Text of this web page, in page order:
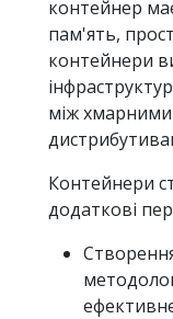
контейнер
пам'ять,
контейнери
між
Контейнери
додаткові